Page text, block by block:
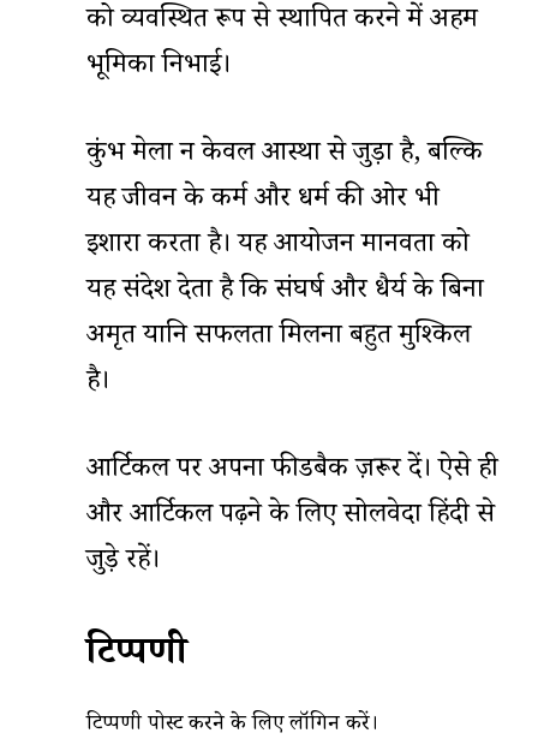
को व्यवस्थित रूप से स्थापित करने में अहम
भूमिका निभाई।
कुंभ मेला न केवल आस्था से जुड़ा है, बल्कि
यह जीवन के कर्म और धर्म की ओर भी
इशारा करता है। यह आयोजन मानवता को
यह संदेश देता है कि संघर्ष और धैर्य के बिना
अमृत यानि सफलता मिलना बहुत मुश्किल
है।
आर्टिकल पर अपना फीडबैक ज़रूर दें। ऐसे ही
और आर्टिकल पढ़ने के लिए सोलवेदा हिंदी से
जुड़े रहें।
टिप्पणी
टिप्पणी पोस्ट करने के लिएलॉगिनकरें।